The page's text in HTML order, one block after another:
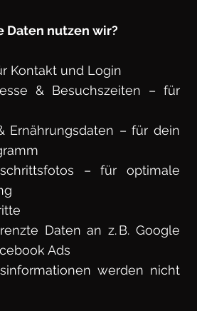
Daten nutzen wir?
Kontakt und Login
& Besuchszeiten – für
– für dein
– für optimale
Daten an z. B. Google
Ads
werden nicht